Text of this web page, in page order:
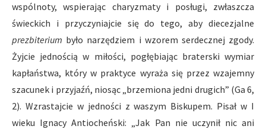
wspólnoty, wspierając charyzmaty i posługi, zwłaszcza
świeckich i przyczyniajcie się do tego, aby diecezjalne
prezbiterium było narzędziem i wzorem serdecznej zgody.
Żyjcie jednością w miłości, pogłębiając braterski wymiar
kapłaństwa, który w praktyce wyraża się przez wzajemny
szacunek i przyjaźń, niosąc „brzemiona jedni drugich” (Ga 6,
2). Wzrastajcie w jedności z waszym Biskupem. Pisał w I
wieku Ignacy Antiocheński: „Jak Pan nie uczynił nic ani